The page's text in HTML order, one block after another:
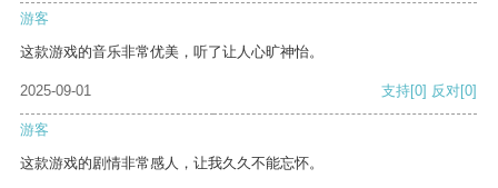
游客
这款游戏的音乐非常优美，听了让人心旷神怡。
2025-09-01 支持[0] 反对[0]
游客
这款游戏的剧情非常感人，让我久久不能忘怀。